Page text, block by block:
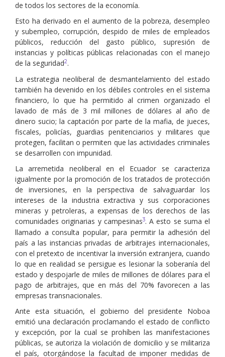
de todos los sectores de la economía.
Esto ha derivado en el aumento de la pobreza, desempleo
y subempleo, corrupción, despido de miles de empleados
públicos, reducción del gasto público, supresión de
instancias y políticas públicas relacionadas con el manejo
de la seguridad2.
La estrategia neoliberal de desmantelamiento del estado
también ha devenido en los débiles controles en el sistema
financiero, lo que ha permitido al crimen organizado el
lavado de más de 3 mil millones de dólares al año de
dinero sucio; la captación por parte de la mafia, de jueces,
fiscales, policías, guardias penitenciarios y militares que
protegen, facilitan o permiten que las actividades criminales
se desarrollen con impunidad.
La arremetida neoliberal en el Ecuador se caracteriza
igualmente por la promoción de los tratados de protección
de inversiones, en la perspectiva de salvaguardar los
intereses de la industria extractiva y sus corporaciones
mineras y petroleras, a expensas de los derechos de las
comunidades originarias y campesinas3. A esto se suma el
llamado a consulta popular, para permitir la adhesión del
país a las instancias privadas de arbitrajes internacionales,
con el pretexto de incentivar la inversión extranjera, cuando
lo que en realidad se persigue es lesionar la soberanía del
estado y despojarle de miles de millones de dólares para el
pago de arbitrajes, que en más del 70% favorecen a las
empresas transnacionales.
Ante esta situación, el gobierno del presidente Noboa
emitió una declaración proclamando el estado de conflicto
y excepción, por la cual se prohíben las manifestaciones
públicas, se autoriza la violación de domicilio y se militariza
el país, otorgándose la facultad de imponer medidas de